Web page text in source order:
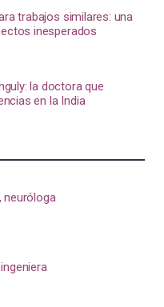
trabajos similares: una
inesperados
la doctora que
en la India
neuróloga